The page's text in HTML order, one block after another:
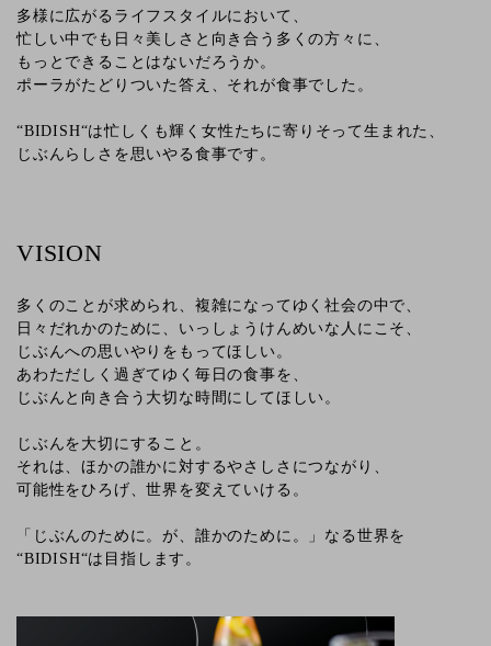
多様に広がるライフスタイルにおいて、
忙しい中でも日々美しさと向き合う多くの方々に、
もっとできることはないだろうか。
ポーラがたどりついた答え、それが食事でした。
“BIDISH“は忙しくも輝く女性たちに寄りそって生まれた、
じぶんらしさを思いやる食事です。
VISION
多くのことが求められ、複雑になってゆく社会の中で、
日々だれかのために、いっしょうけんめいな人にこそ、
じぶんへの思いやりをもってほしい。
あわただしく過ぎてゆく毎日の食事を、
じぶんと向き合う大切な時間にしてほしい。
じぶんを大切にすること。
それは、ほかの誰かに対するやさしさにつながり、
可能性をひろげ、世界を変えていける。
「じぶんのために。が、誰かのために。」なる世界を
“BIDISH“は目指します。